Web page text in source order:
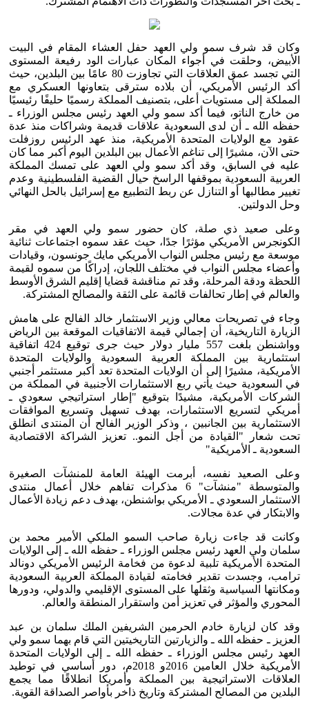
وكان قد شرف سمو ولي العهد حفل العشاء المقام في البيت
الأبيض، وحلقت في أجواء المكان عبارات الود رفيعة المستوى
التي تجسد عمق العلاقات التي تجاوزت 80 عامًا بين البلدين، حيث
أكد الرئيس الأمريكي، أن بلاده سترقى بتعاونها العسكري مع
المملكة إلى مستويات أعلى، بتصنيف المملكة رسميًا حليفًا رئيسيًا
من خارج الناتو، فيما أكد سمو ولي العهد رئيس مجلس الوزراء ـ
حفظه الله ـ أن لدى السعودية علاقات قديمة وشراكات منذ عدة
عقود مع الولايات المتحدة الأمريكية، منذ عهد الرئيس روزفلت
حتى الآن، مشيرًا إلى تناغم الأعمال بين البلدين اليوم أكبر مما كان
عليه في السابق، وقد أكد سمو ولي العهد على تمسك المملكة
العربية السعودية بموقفها الراسخ حيال القضية الفلسطينية وعدم
تغيير مطالبها أو التنازل عن ربط التطبيع مع إسرائيل بالحل النهائي
وحل الدولتين.
وعلى صعيد ذي صلة، كان حضور سمو ولي العهد في مقر
الكونجرس الأمريكي مؤثرًا جدًا، حيث عقد سموه اجتماعات ثنائية
موسعة مع رئيس مجلس النواب الأمريكي مايك جونسون، وقيادات
وأعضاء مجلس النواب في مختلف اللجان، إدراكًا من سموه لقيمة
اللحظة ودقة المرحلة، وقد تم مناقشة قضايا إقليم الشرق الأوسط
والعالم في إطار تحالفات قائمة على الثقة والمصالح المشتركة.
وجاء في تصريحات معالي وزير الاستثمار خالد الفالح على هامش
الزيارة التاريخية، أن إجمالي قيمة الاتفاقيات الموقعة بين الرياض
وواشنطن بلغت 557 مليار دولار حيث جرى توقيع 424 اتفاقية
استثمارية بين المملكة العربية السعودية والولايات المتحدة
الأمريكية، مشيرًا إلى أن الولايات المتحدة تعد أكبر مستثمر أجنبي
في السعودية حيث يأتي ربع الاستثمارات الأجنبية في المملكة من
الشركات الأمريكية، مشيدًا بتوقيع "إطار استراتيجي سعودي ـ
أمريكي لتسريع الاستثمارات، بهدف تسهيل وتسريع الموافقات
الاستثمارية بين الجانبين ، وذكر الوزير الفالح أن المنتدى انطلق
تحت شعار "القيادة من أجل النمو.. تعزيز الشراكة الاقتصادية
السعودية ـ الأمريكية"
وعلى الصعيد نفسه، أبرمت الهيئة العامة للمنشآت الصغيرة
والمتوسطة "منشآت" 6 مذكرات تفاهم خلال أعمال منتدى
الاستثمار السعودي ـ الأمريكي بواشنطن، بهدف دعم زيادة الأعمال
والابتكار في عدة مجالات.
وكانت قد جاءت زيارة صاحب السمو الملكي الأمير محمد بن
سلمان ولي العهد رئيس مجلس الوزراء ـ حفظه الله ـ إلى الولايات
المتحدة الأمريكية تلبية لدعوة من فخامة الرئيس الأمريكي دونالد
ترامب، وجسدت تقدير فخامته لقيادة المملكة العربية السعودية
ومكانتها السياسية وثقلها على المستوى الإقليمي والدولي، ودورها
المحوري والمؤثر في تعزيز أمن واستقرار المنطقة والعالم.
وقد كان لزيارة خادم الحرمين الشريفين الملك سلمان بن عبد
العزيز ـ حفظه الله ـ والزيارتين التاريخيتين التي قام بهما سمو ولي
العهد رئيس مجلس الوزراء ـ حفظه الله ـ إلى الولايات المتحدة
الأمريكية خلال العامين 2016و 2018م، دور أساسي في توطيد
العلاقات الاستراتيجية بين المملكة وأمريكا انطلاقًا مما يجمع
البلدين من المصالح المشتركة وتاريخ ذاخر بأواصر الصداقة القوية.